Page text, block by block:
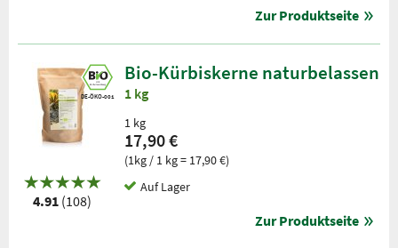
Zur Produktseite
DE-ÖKO-001
4.91 (108)
Bio-Kürbiskerne naturbelassen
1 kg
1 kg
17,90 €
(1kg / 1 kg = 17,90 €)
Auf Lager
Zur Produktseite